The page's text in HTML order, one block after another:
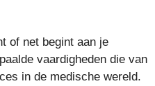
of net begint aan je
vaardigheden die van
in de medische wereld.